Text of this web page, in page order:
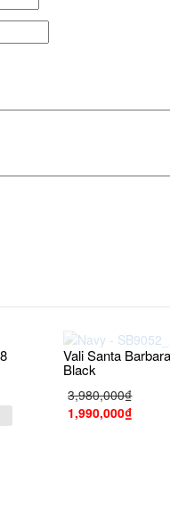
Vali Santa
Black
3,980,000₫
1,990,000₫